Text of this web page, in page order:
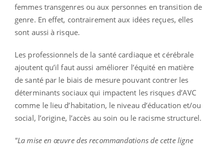
femmes transgenres ou aux personnes en transition de
genre. En effet, contrairement aux idées reçues, elles
sont aussi à risque.
Les professionnels de la santé cardiaque et cérébrale
ajoutent qu’il faut aussi améliorer l’équité en matière
de santé par le biais de mesure pouvant contrer les
déterminants sociaux qui impactent les risques d’AVC
comme le lieu d’habitation, le niveau d’éducation et/ou
social, l’origine, l’accès au soin ou le racisme structurel.
"La mise en œuvre des recommandations de cette ligne